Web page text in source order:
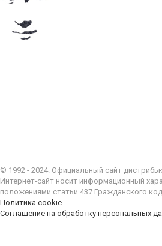
© 1992 - 2024. Официальный сайт
Интернет-сайт носит информационный
положениями статьи 437 Гражданского
Политика cookie
Соглашение на обработку персональных